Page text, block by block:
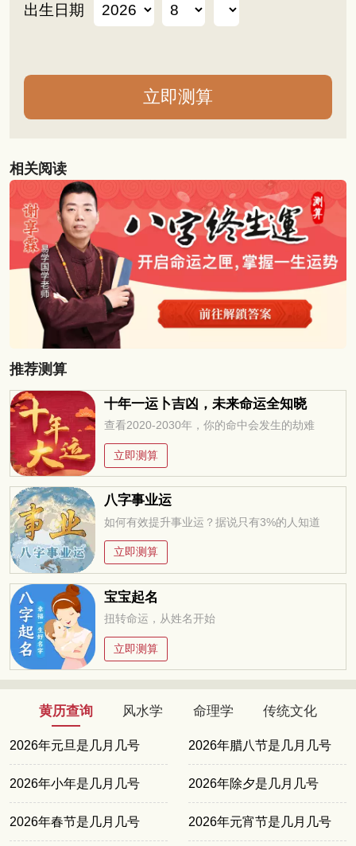
出生日期
相关阅读
推荐测算
十年一运卜吉凶，未来命运全知晓
查看2020-2030年，你的命中会发生的劫难
立即测算
八字事业运
如何有效提升事业运？据说只有3%的人知道
立即测算
宝宝起名
扭转命运，从姓名开始
立即测算
黄历查询 风水学 命理学 传统文化
2026年元旦是几月几号 2026年腊八节是几月几号
2026年小年是几月几号 2026年除夕是几月几号
2026年春节是几月几号 2026年元宵节是几月几号